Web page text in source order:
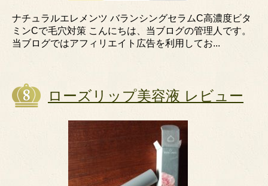
ナチュラルエレメンツ バランシングセラムC高濃度ビタ
ミンCで毛穴対策 こんにちは、当ブログの管理人です。
当ブログではアフィリエイト広告を利用してお...
ローズリップ美容液 レビュー